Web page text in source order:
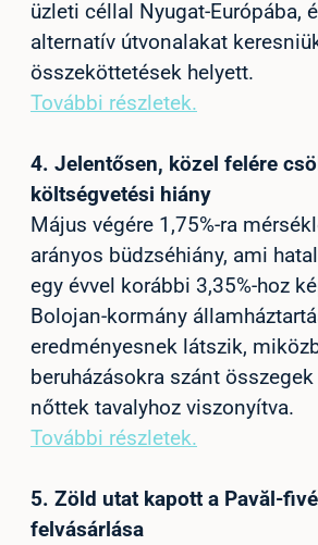
üzleti céllal Nyugat-Európába,
alternatív útvonalakat
összeköttetések helyett.
További részletek.
4. Jelentősen, közel felére
költségvetési hiány
Május végére 1,75%-ra
arányos büdzséhiány, ami
egy évvel korábbi 3,35%-hoz
Bolojan-kormány
eredményesnek látszik,
beruházásokra szánt összegek
nőttek tavalyhoz viszonyítva.
További részletek.
5. Zöld utat kapott a Pavăl-
felvásárlása